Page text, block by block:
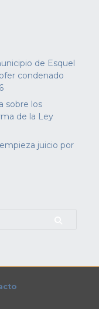
de Esquel
condenado
sobre los
de la Ley
juicio por